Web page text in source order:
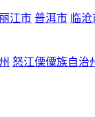
丽江市 普洱市 临
怒江傈僳族自治